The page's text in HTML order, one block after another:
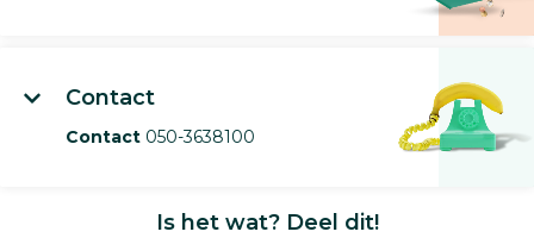
Contact
Contact 050-3638100
Is het wat? Deel dit!